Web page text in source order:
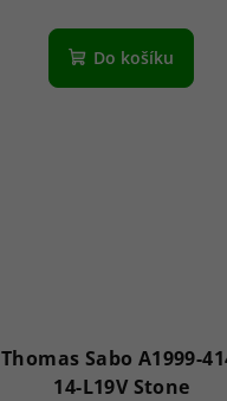
Do košíku
Thomas Sabo A1999-
14-L19V Stone